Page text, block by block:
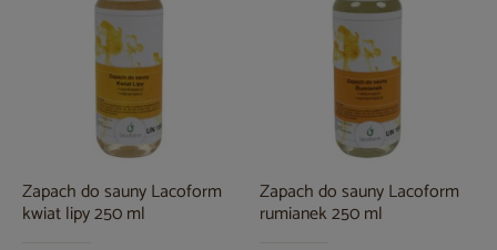
Zapach do sauny Lacoform
kwiat lipy 250 ml
Zapach do sauny Lacoform
rumianek 250 ml